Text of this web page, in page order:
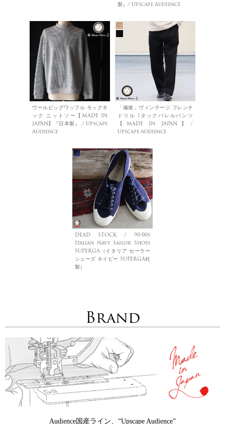
製』/ Upscape Audience
ウールビッグワッフル モックネ
ック ニットソー【MADE IN
JAPAN】『日本製』 / Upscape
Audience
「備後」ヴィンテージ フレンチ
ドリル 1タックバレルパンツ
【MADE IN JAPAN】/
Upscape Audience
DEAD STOCK / 90-00s
Italian Navy Sailor Shoes
SUPERGA（イタリア セーラー
シューズ ネイビー SUPERGA社
製）
Brand
Audience国産ライン、“Upscape Audience”